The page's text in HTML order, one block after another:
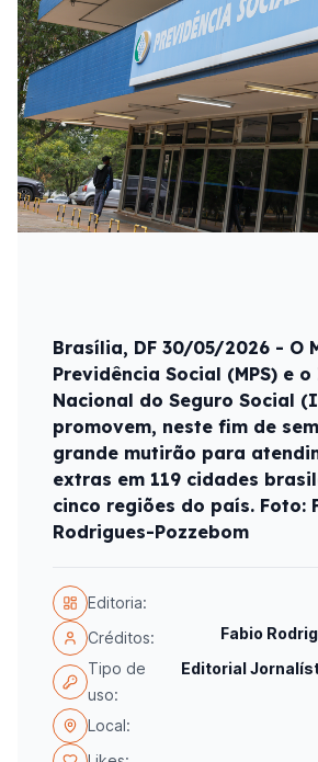
Brasília, DF 30/05/2026 - O
Previdência Social (MPS) e
Nacional do Seguro Social
promovem, neste fim de
grande mutirão para
extras em 119 cidades
cinco regiões do país. Foto:
Rodrigues-Pozzebom
Editoria:
Créditos:
Fabio
Tipo de
uso:
Editorial
Local: